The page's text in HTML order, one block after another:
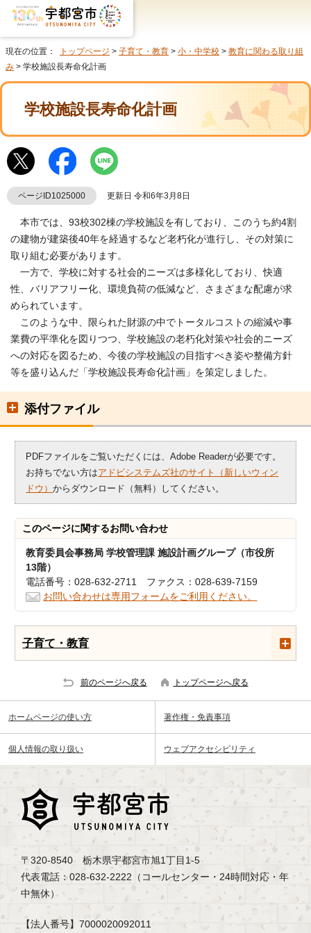
現在の位置： トップページ > 子育て・教育 > 小・中学校 > 教育に関わる取り組
み > 学校施設長寿命化計画
学校施設長寿命化計画
ページID1025000 更新日 令和6年3月8日
本市では、93校302棟の学校施設を有しており、このうち約4割
の建物が建築後40年を経過するなど老朽化が進行し、その対策に
取り組む必要があります。
一方で、学校に対する社会的ニーズは多様化しており、快適
性、バリアフリー化、環境負荷の低減など、さまざまな配慮が求
められています。
このような中、限られた財源の中でトータルコストの縮減や事
業費の平準化を図りつつ、学校施設の老朽化対策や社会的ニーズ
への対応を図るため、今後の学校施設の目指すべき姿や整備方針
等を盛り込んだ「学校施設長寿命化計画」を策定しました。
添付ファイル
PDFファイルをご覧いただくには、Adobe Readerが必要です。
お持ちでない方はアドビシステムズ社のサイト（新しいウィン
ドウ）からダウンロード（無料）してください。
このページに関するお問い合わせ
教育委員会事務局 学校管理課 施設計画グループ（市役所
13階）
電話番号：028-632-2711 ファクス：028-639-7159
お問い合わせは専用フォームをご利用ください。
子育て・教育
前のページへ戻る トップページへ戻る
ホームページの使い方 著作権・免責事項
個人情報の取り扱い ウェブアクセシビリティ
〒320-8540 栃木県宇都宮市旭1丁目1-5
代表電話：028-632-2222（コールセンター・24時間対応・年
中無休）
【法人番号】7000020092011